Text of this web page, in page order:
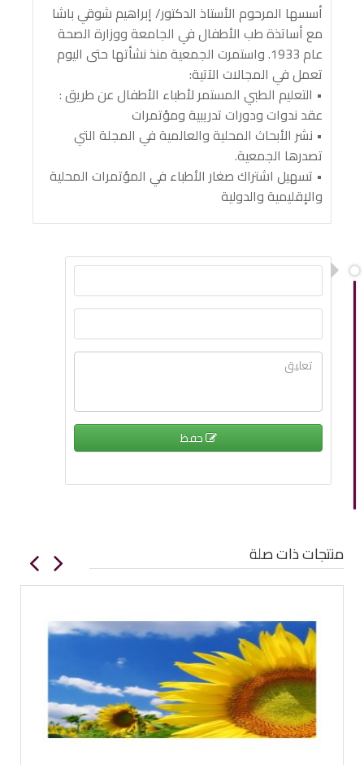
أسسها المرحوم الأستاذ الدكتور/ إبراهيم شوقي باشا
مع أساتذة طب الأطفال في الجامعة ووزارة الصحة
عام 1933. واستمرت الجمعية منذ نشأتها حتى اليوم
تعمل في المجالات الآتية:
• التعليم الطبي المستمر لأطباء الأطفال عن طريق :
عقد ندوات ودورات تدريبية ومؤتمرات
• نشر الأبحاث المحلية والعالمية في المجلة التي
تصدرها الجمعية.
• تسهيل اشتراك صغار الأطباء في المؤتمرات المحلية
والإقليمية والدولية
حفظ
منتجات ذات صلة